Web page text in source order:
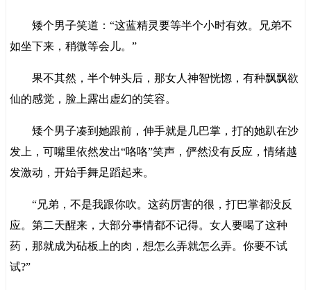
矮个男子笑道：“这蓝精灵要等半个小时有效。兄弟不
如坐下来，稍微等会儿。”
果不其然，半个钟头后，那女人神智恍惚，有种飘飘欲
仙的感觉，脸上露出虚幻的笑容。
矮个男子凑到她跟前，伸手就是几巴掌，打的她趴在沙
发上，可嘴里依然发出“咯咯”笑声，俨然没有反应，情绪越
发激动，开始手舞足蹈起来。
“兄弟，不是我跟你吹。这药厉害的很，打巴掌都没反
应。第二天醒来，大部分事情都不记得。女人要喝了这种
药，那就成为砧板上的肉，想怎么弄就怎么弄。你要不试
试?”